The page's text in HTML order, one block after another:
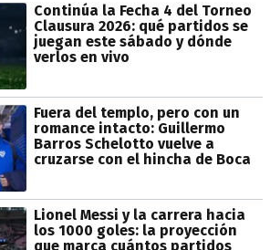
Continúa la Fecha 4 del Torneo
Clausura 2026: qué partidos se
juegan este sábado y dónde
verlos en vivo
Fuera del templo, pero con un
romance intacto: Guillermo
Barros Schelotto vuelve a
cruzarse con el hincha de Boca
Lionel Messi y la carrera hacia
los 1000 goles: la proyección
que marca cuántos partidos